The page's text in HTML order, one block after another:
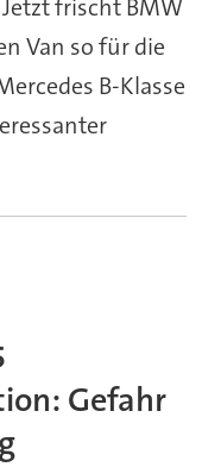
frischt BMW
Van so für die
B-Klasse
Gefahr